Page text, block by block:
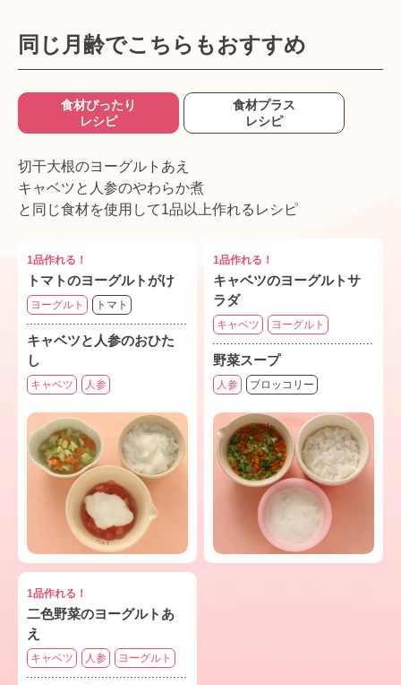
同じ月齢でこちらもおすすめ
食材ぴったり
レシピ
食材プラス
レシピ
切干大根のヨーグルトあえ
キャベツと人参のやわらか煮
と同じ食材を使用して1品以上作れるレシピ
1品作れる！
トマトのヨーグルトがけ
ヨーグルト トマト
キャベツと人参のおひた
し
キャベツ 人参
1品作れる！
キャベツのヨーグルトサ
ラダ
キャベツ ヨーグルト
野菜スープ
人参 ブロッコリー
1品作れる！
二色野菜のヨーグルトあ
え
キャベツ 人参 ヨーグルト